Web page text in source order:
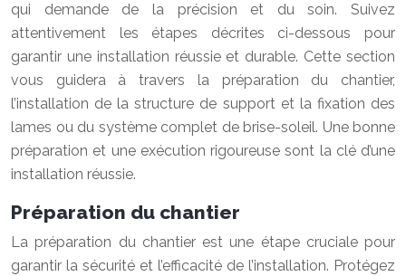
qui demande de la précision et du soin. Suivez
attentivement les étapes décrites ci-dessous pour
garantir une installation réussie et durable. Cette section
vous guidera à travers la préparation du chantier,
l’installation de la structure de support et la fixation des
lames ou du système complet de brise-soleil. Une bonne
préparation et une exécution rigoureuse sont la clé d’une
installation réussie.
Préparation du chantier
La préparation du chantier est une étape cruciale pour
garantir la sécurité et l’efficacité de l’installation. Protégez